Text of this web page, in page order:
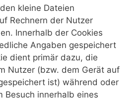
kleine Dateien
Rechnern der Nutzer
Innerhalb der Cookies
Angaben gespeichert
dient primär dazu, die
Nutzer (bzw. dem Gerät auf
ist) während oder
Besuch innerhalb eines